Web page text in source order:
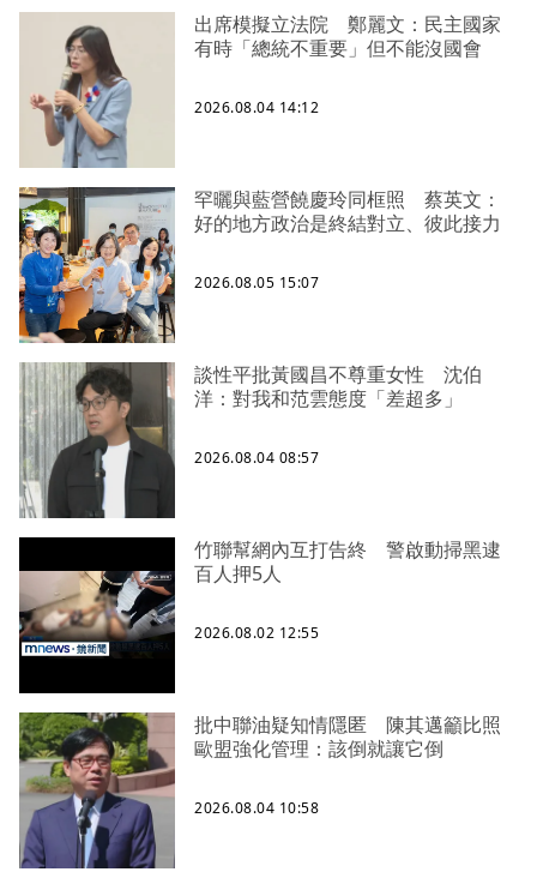
出席模擬立法院 鄭麗文：民主國家
有時「總統不重要」但不能沒國會
2026.08.04 14:12
罕曬與藍營饒慶玲同框照 蔡英文：
好的地方政治是終結對立、彼此接力
2026.08.05 15:07
談性平批黃國昌不尊重女性 沈伯
洋：對我和范雲態度「差超多」
2026.08.04 08:57
竹聯幫網內互打告終 警啟動掃黑逮
百人押5人
2026.08.02 12:55
批中聯油疑知情隱匿 陳其邁籲比照
歐盟強化管理：該倒就讓它倒
2026.08.04 10:58